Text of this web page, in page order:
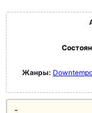
Жанры:
-